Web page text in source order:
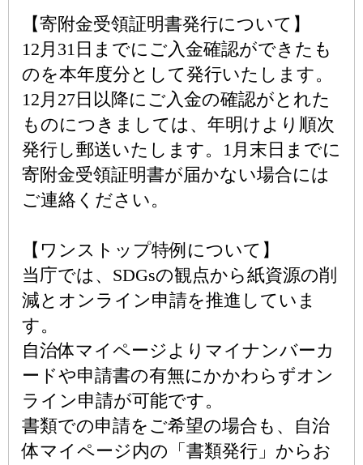
【寄附金受領証明書発行について】
12月31日までにご入金確認ができたも
のを本年度分として発行いたします。
12月27日以降にご入金の確認がとれた
ものにつきましては、年明けより順次
発行し郵送いたします。1月末日までに
寄附金受領証明書が届かない場合には
ご連絡ください。
【ワンストップ特例について】
当庁では、SDGsの観点から紙資源の削
減とオンライン申請を推進していま
す。
自治体マイページよりマイナンバーカ
ードや申請書の有無にかかわらずオン
ライン申請が可能です。
書類での申請をご希望の場合も、自治
体マイページ内の「書類発行」からお